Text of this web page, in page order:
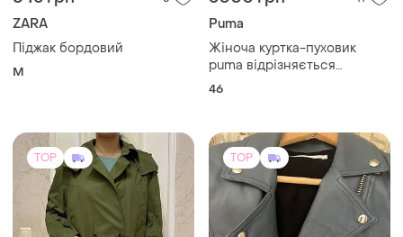
645 грн
ZARA
3000 грн
Puma
Жіноча куртка-пуховик
стильним кроєм та
грудях.
TOP TOP